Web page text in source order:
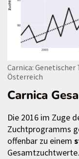
Carnica:
Österreich
Carnica
Die 2016 im Zuge
Zuchtprogramms
offenbar zu einem
Gesamtzuchtwerte.